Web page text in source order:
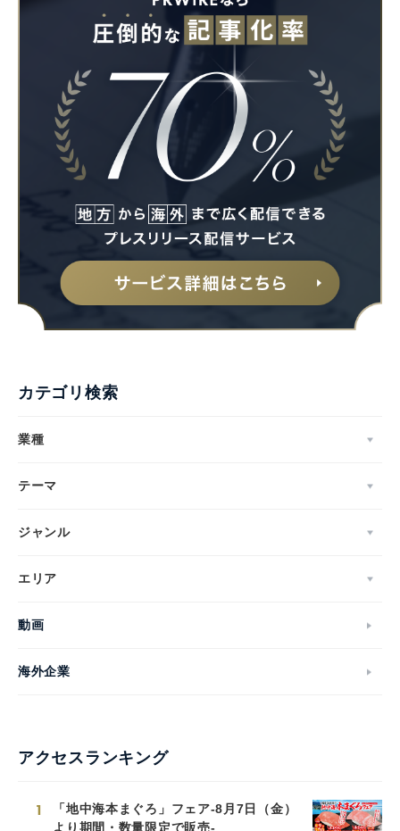
カテゴリ検索
業種
テーマ
ジャンル
エリア
動画
海外企業
アクセスランキング
1
「地中海本まぐろ」フェア-8月7日（金）
より期間・数量限定で販売-